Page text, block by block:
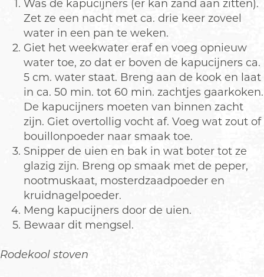
Was de kapucijners (er kan zand aan zitten).
Zet ze een nacht met ca. drie keer zoveel
water in een pan te weken.
Giet het weekwater eraf en voeg opnieuw
water toe, zo dat er boven de kapucijners ca.
5 cm. water staat. Breng aan de kook en laat
in ca. 50 min. tot 60 min. zachtjes gaarkoken.
De kapucijners moeten van binnen zacht
zijn. Giet overtollig vocht af. Voeg wat zout of
bouillonpoeder naar smaak toe.
Snipper de uien en bak in wat boter tot ze
glazig zijn. Breng op smaak met de peper,
nootmuskaat, mosterdzaadpoeder en
kruidnagelpoeder.
Meng kapucijners door de uien.
Bewaar dit mengsel.
Rodekool stoven